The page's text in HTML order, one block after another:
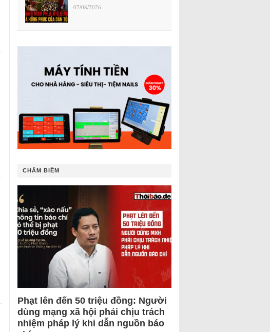
07/08/2026
CHÂM BIẾM
Phạt lên đến 50 triệu đồng: Người
dùng mạng xã hội phải chịu trách
nhiệm pháp lý khi dẫn nguồn báo